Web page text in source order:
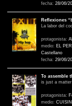
fecha: 28/06/
Reflexiones
La labor del
protagonista:
medio: EL
Castellano
fecha: 29/06/
To assemble
is just a
protagonista:
medio: